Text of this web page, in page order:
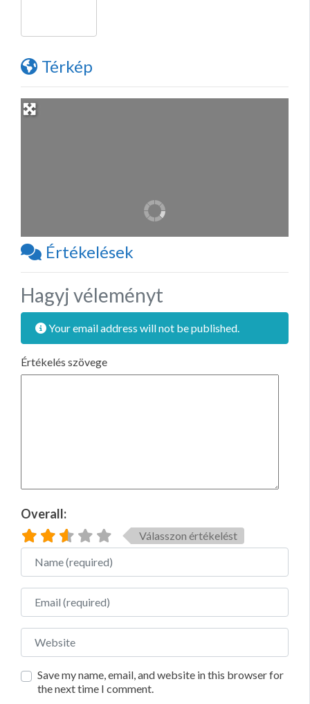
Térkép
Értékelések
Hagyj véleményt
Your email address will not be published.
Értékelés szövege
Overall:
Válasszon értékelést
Name
Email
Website
Save my name, email, and website in this browser for
the next time I comment.